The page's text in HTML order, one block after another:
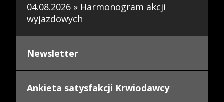
04.08.2026 » Harmonogram akcji
wyjazdowych
Newsletter
Ankieta satysfakcji Krwiodawcy